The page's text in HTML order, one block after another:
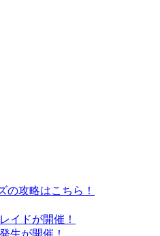
の攻略はこちら！
イドが開催！
生が開催！